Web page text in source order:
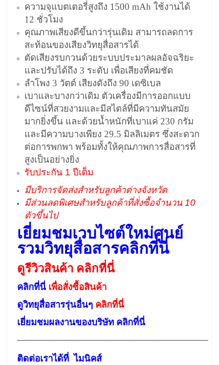
ความจุแบตเตอรี่สูงถึง 1500 mAh ใช้งานได้
12 ชั่วโมง
คุณภาพเสียงดีขึ้นกว่ารุ่นเดิม สามารถลดการ
สะท้อนของเสียงวิทยุสื่อสารได้
ตัดเสียงรบกวนด้วยระบบประมาลผลอัจฉริยะ
และปรับได้ถึง 3 ระดับ เพื่อเสียงที่คมชัด
ลำโพง 3 วัตต์ เสียงดังถึง 90 เดซิเบล
เบาและบางกว่าเดิม ตัวเครื่องมีการออกแบบ
ดีไซน์ที่สวยงามและมีสไตล์ที่มีความทันสมัย
มากยิ่งขึ้น และด้วยน้ำหนักที่เบาแค่ 230 กรัม
และมีความบางเพียง 29.5 มิลลิเมตร ซึ่งสะดวก
ต่อการพกพา พร้อมทั้งให้คุณภาพการสื่อสารที่
สูงเป็นอย่างยิ่ง
รับประกัน 1 ปีเต็ม
มีบริการจัดส่งสำหรับลูกค้าต่างจังหวัด
มีส่วนลดพิเศษสำหรับลูกค้าที่สั่งซื้อจำนวน 10
ตัวขึ้นไป
เยี่ยมชมเวบไซต์ใหม่ศูนย์
รวมวิทยุสื่อสารคลิกที่นี่
ดูรีวิวสินค้า คลิกที่นี่
คลิกที่นี่ เพื่อสั่งซื้อสินค้า
ดูวิทยุสื่อสารรุ่นอื่นๆ คลิกที่นี่
เยี่ยมชมผลงานของบริษัท คลิกที่นี่
————————————————————–
ติดต่อเราได้ที่ ไมนิคส์